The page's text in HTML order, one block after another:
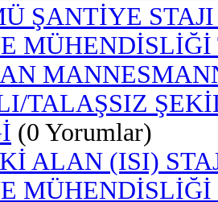
ŞANTİYE
MÜHENDİSLİĞİ
TALAŞSIZ
(0 Yorumlar)
ALAN (ISI)
MÜHENDİSLİĞİ